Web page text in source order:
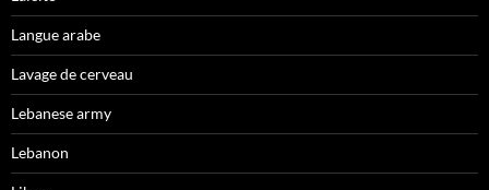
Langue arabe
Lavage de cerveau
Lebanese army
Lebanon